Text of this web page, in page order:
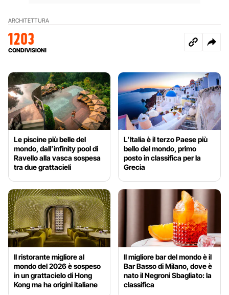
ARCHITETTURA
1203
CONDIVISIONI
Le piscine più belle del
mondo, dall’infinity pool di
Ravello alla vasca sospesa
tra due grattacieli
L’Italia è il terzo Paese più
bello del mondo, primo
posto in classifica per la
Grecia
Il ristorante migliore al
mondo del 2026 è sospeso
in un grattacielo di Hong
Kong ma ha origini italiane
Il migliore bar del mondo è il
Bar Basso di Milano, dove è
nato il Negroni Sbagliato: la
classifica